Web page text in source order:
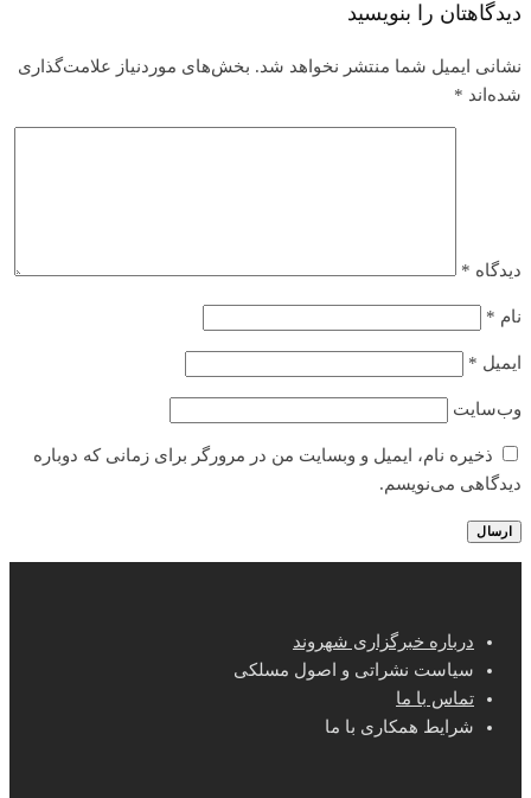
دیدگاهتان را بنویسید
نشانی ایمیل شما منتشر نخواهد شد. بخش‌های موردنیاز علامت‌گذاری
شده‌اند *
دیدگاه *
نام *
ایمیل *
وب‌سایت
ذخیره نام، ایمیل و وبسایت من در مرورگر برای زمانی که دوباره
دیدگاهی می‌نویسم.
درباره خبرگزاری شهروند
سیاست نشراتی و اصول مسلکی
تماس با ما
شرایط همکاری با ما